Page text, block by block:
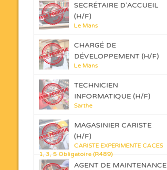
SECRÉTAIRE D'ACCUEIL
(H/F)
Le Mans
CHARGÉ DE
DÉVELOPPEMENT (H/F)
Le Mans
TECHNICIEN
INFORMATIQUE (H/F)
Sarthe
MAGASINIER CARISTE
(H/F)
CARISTE EXPERIMENTE CACES
1, 3, 5 Obligatoire (R489)
AGENT DE MAINTENANCE